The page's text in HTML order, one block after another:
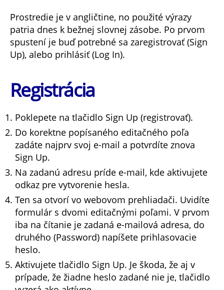
Prostredie je v angličtine, no použité výrazy
patria dnes k bežnej slovnej zásobe. Po prvom
spustení je buď potrebné sa zaregistrovať (Sign
Up), alebo prihlásiť (Log In).
Registrácia
Poklepete na tlačidlo Sign Up (registrovať).
Do korektne popísaného editačného poľa
zadáte najprv svoj e-mail a potvrdíte znova
Sign Up.
Na zadanú adresu príde e-mail, kde aktivujete
odkaz pre vytvorenie hesla.
Ten sa otvorí vo webovom prehliadači. Uvidíte
formulár s dvomi editačnými poľami. V prvom
iba na čítanie je zadaná e-mailová adresa, do
druhého (Password) napíšete prihlasovacie
heslo.
Aktivujete tlačidlo Sign Up. Je škoda, že aj v
prípade, že žiadne heslo zadané nie je, tlačidlo